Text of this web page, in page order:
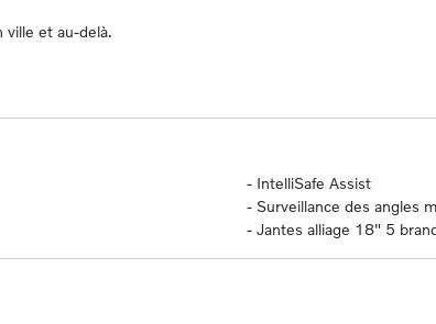
ville et au-delà.
- IntelliSafe Assist
- Surveillance des angles
- Jantes alliage 18" 5